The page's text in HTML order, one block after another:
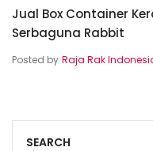
Jual Box Container
Serbaguna Rabbit
Posted by Raja Rak
SEARCH